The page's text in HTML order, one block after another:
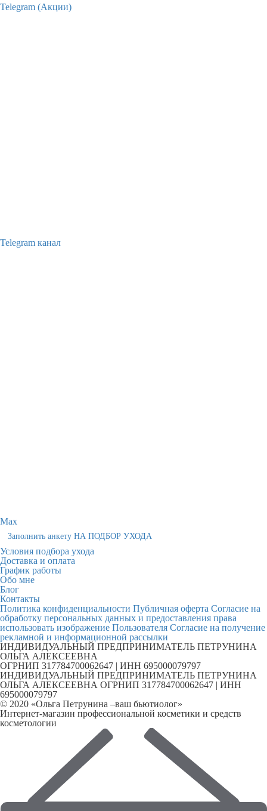
Telegram (Акции)
Telegram канал
Max
Заполнить анкету НА ПОДБОР УХОДА
Условия подбора ухода
Доставка и оплата
График работы
Обо мне
Блог
Контакты
Политика конфиденциальности Публичная оферта Согласие на
обработку персональных данных и предоставления права
использовать изображение Пользователя Согласие на получение
рекламной и информационной рассылки
ИНДИВИДУАЛЬНЫЙ ПРЕДПРИНИМАТЕЛЬ ПЕТРУНИНА
ОЛЬГА АЛЕКСЕЕВНА
ОГРНИП 317784700062647 | ИНН 695000079797
ИНДИВИДУАЛЬНЫЙ ПРЕДПРИНИМАТЕЛЬ ПЕТРУНИНА
ОЛЬГА АЛЕКСЕЕВНА ОГРНИП 317784700062647 | ИНН
695000079797
© 2020 «Ольга Петрунина –ваш бьютиолог»
Интернет-магазин профессиональной косметики и средств
косметологии